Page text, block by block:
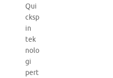
Qui
cksp
in
tek
nolo
gi
pert